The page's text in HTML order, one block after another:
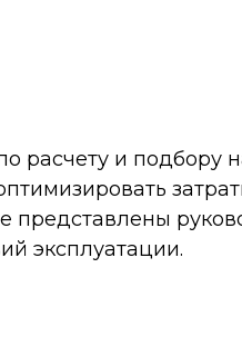
расчету и подбору
представлены
эксплуатации.